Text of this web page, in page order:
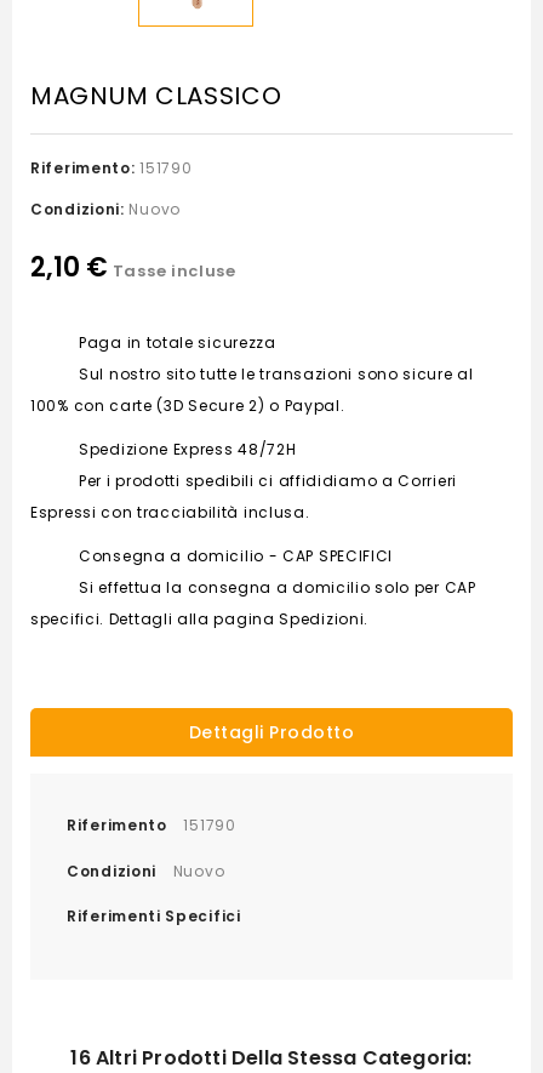
MAGNUM CLASSICO
Riferimento: 151790
Condizioni: Nuovo
2,10 € Tasse incluse
Paga in totale sicurezza
Sul nostro sito tutte le transazioni sono sicure al
100% con carte (3D Secure 2) o Paypal.
Spedizione Express 48/72H
Per i prodotti spedibili ci affididiamo a Corrieri
Espressi con tracciabilità inclusa.
Consegna a domicilio - CAP SPECIFICI
Si effettua la consegna a domicilio solo per CAP
specifici. Dettagli alla pagina Spedizioni.
Dettagli Prodotto
Riferimento 151790
Condizioni Nuovo
Riferimenti Specifici
16 Altri Prodotti Della Stessa Categoria: